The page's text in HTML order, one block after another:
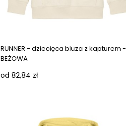
RUNNER - dziecięca bluza z kapturem -
BEŻOWA
od 82,84 zł